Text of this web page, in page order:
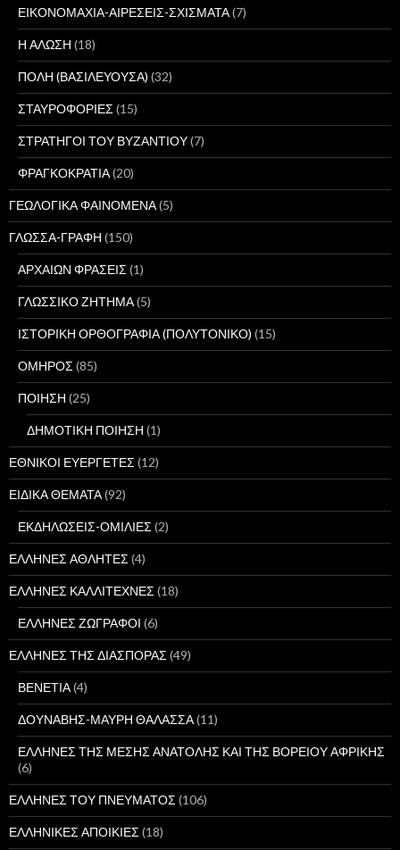
ΕΙΚΟΝΟΜΑΧΙΑ-ΑΙΡΕΣΕΙΣ-ΣΧΙΣΜΑΤΑ(7)
Η ΑΛΩΣΗ (18)
ΠΟΛΗ (ΒΑΣΙΛΕΥΟΥΣΑ) (32)
ΣΤΑΥΡΟΦΟΡΙΕΣ (15)
ΣΤΡΑΤΗΓΟΙ ΤΟΥ ΒΥΖΑΝΤΙΟΥ(7)
ΦΡΑΓΚΟΚΡΑΤΙΑ(20)
ΓΕΩΛΟΓΙΚΑ ΦΑΙΝΟΜΕΝΑ(5)
ΓΛΩΣΣΑ-ΓΡΑΦΗ (150)
ΑΡΧΑΙΩΝ ΦΡΑΣΕΙΣ (1)
ΓΛΩΣΣΙΚΟ ΖΗΤΗΜΑ(5)
ΙΣΤΟΡΙΚΗ ΟΡΘΟΓΡΑΦΙΑ (ΠΟΛΥΤΟΝΙΚΟ) (15)
ΟΜΗΡΟΣ (85)
ΠΟΙΗΣΗ (25)
ΔΗΜΟΤΙΚΗ ΠΟΙΗΣΗ (1)
ΕΘΝΙΚΟΙ ΕΥΕΡΓΕΤΕΣ (12)
ΕΙΔΙΚΑ ΘΕΜΑΤΑ(92)
ΕΚΔΗΛΩΣΕΙΣ-ΟΜΙΛΙΕΣ (2)
ΕΛΛΗΝΕΣ ΑΘΛΗΤΕΣ (4)
ΕΛΛΗΝΕΣ ΚΑΛΛΙΤΕΧΝΕΣ (18)
ΕΛΛΗΝΕΣ ΖΩΓΡΑΦΟΙ (6)
ΕΛΛΗΝΕΣ ΤΗΣ ΔΙΑΣΠΟΡΑΣ (49)
ΒΕΝΕΤΙΑ(4)
ΔΟΥΝΑΒΗΣ-ΜΑΥΡΗ ΘΑΛΑΣΣΑ(11)
ΕΛΛΗΝΕΣ ΤΗΣ ΜΕΣΗΣ ΑΝΑΤΟΛΗΣ ΚΑΙ ΤΗΣ ΒΟΡΕΙΟΥ ΑΦΡΙΚΗΣ
(6)
ΕΛΛΗΝΕΣ ΤΟΥ ΠΝΕΥΜΑΤΟΣ (106)
ΕΛΛΗΝΙΚΕΣ ΑΠΟΙΚΙΕΣ (18)